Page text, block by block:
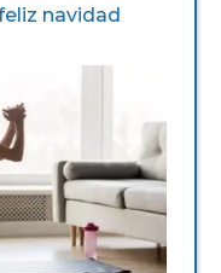
navidad